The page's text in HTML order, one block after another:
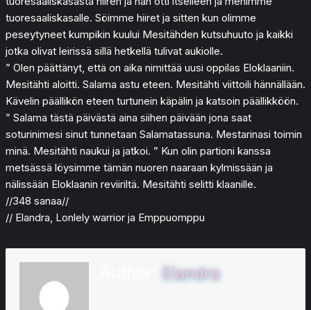
tuoresaaliskasalle. Söimme hiiret ja sitten kun olimme
peseytyneet kumpikin kuului Mesitähden kutsuhuuto ja kaikki
jotka olivat leirissä sillä hetkellä tulivat aukiolle.
” Olen päättänyt, että on aika nimittää uusi oppilas Eloklaaniin.
Mesitähti aloitti. Salama astu eteen. Mesitähti viittoili hännällään.
Kävelin päällikön eteen turtunein käpälin ja katsoin päällikköön.
” Salama tästä päivästä aina siihen päivään jona saat
soturinimesi sinut tunnetaan Salamatassuna. Mestarinasi toimin
minä. Mesitähti naukui ja jatkoi. ” Kun olin partioni kanssa
metsässä löysimme tämän nuoren naaraan kylmissään ja
nälissään Eloklaanin reviiriltä. Mesitähti selitti klaanille.
//348 sanaa//
// Elandra, Lonlely warrior ja Emppuomppu
Elandra